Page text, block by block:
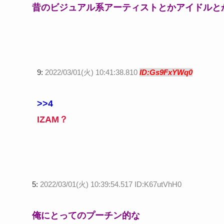
昔のビジュアル系アーティストとかアイドルと
9: 2022/03/01(火) 10:41:38.810 ID:Gs9FxYWq0
>>4
IZAM？
5: 2022/03/01(火) 10:39:54.517 ID:K67utVhH0
俺にとってのプーチン的な